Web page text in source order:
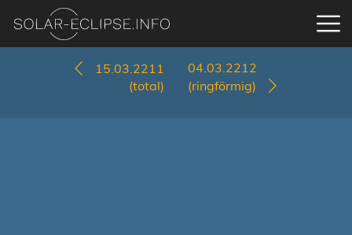
15.03.2211
(total)
04.03.2212
(ringförmig)